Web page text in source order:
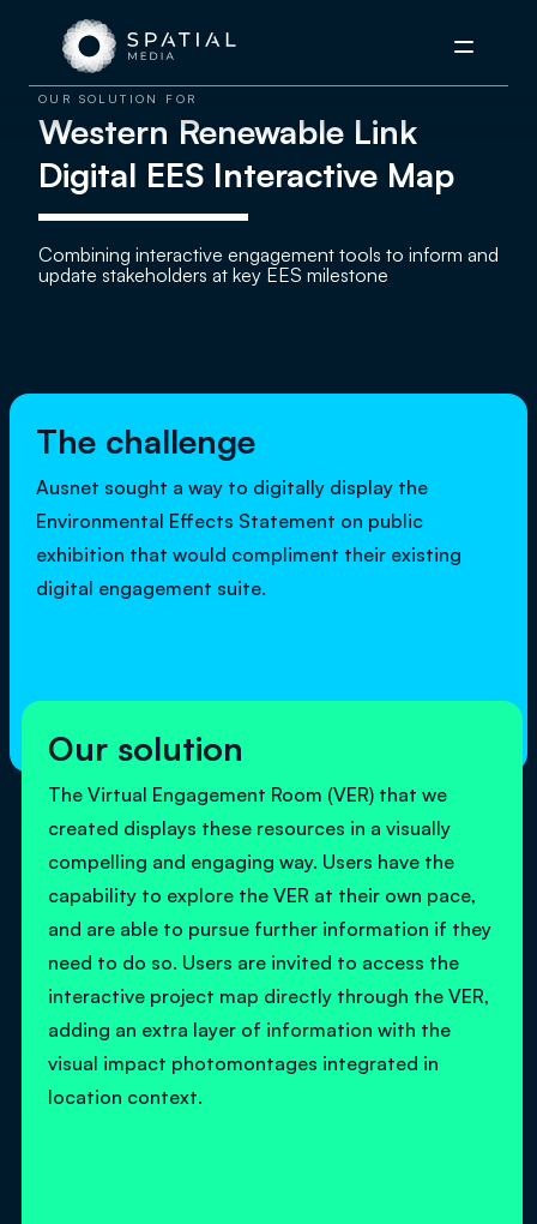
Menu
OUR SOLUTION FOR
Western Renewable Link
Digital EES Interactive Map
Combining interactive engagement tools to inform and
update stakeholders​ at key EES milestone
The challenge
Ausnet sought a way to digitally display the
Environmental Effects Statement on public
exhibition that would compliment their existing
digital engagement suite.
Our solution
​The Virtual Engagement Room (VER) that we
created displays these resources in a visually
compelling and engaging way. Users have the
capability to explore the VER at their own pace,
and are able to pursue further information if they
need to do so. Users are invited to access the
interactive project map directly through the VER,
adding an extra layer of information with the
visual impact photomontages integrated in
location context.